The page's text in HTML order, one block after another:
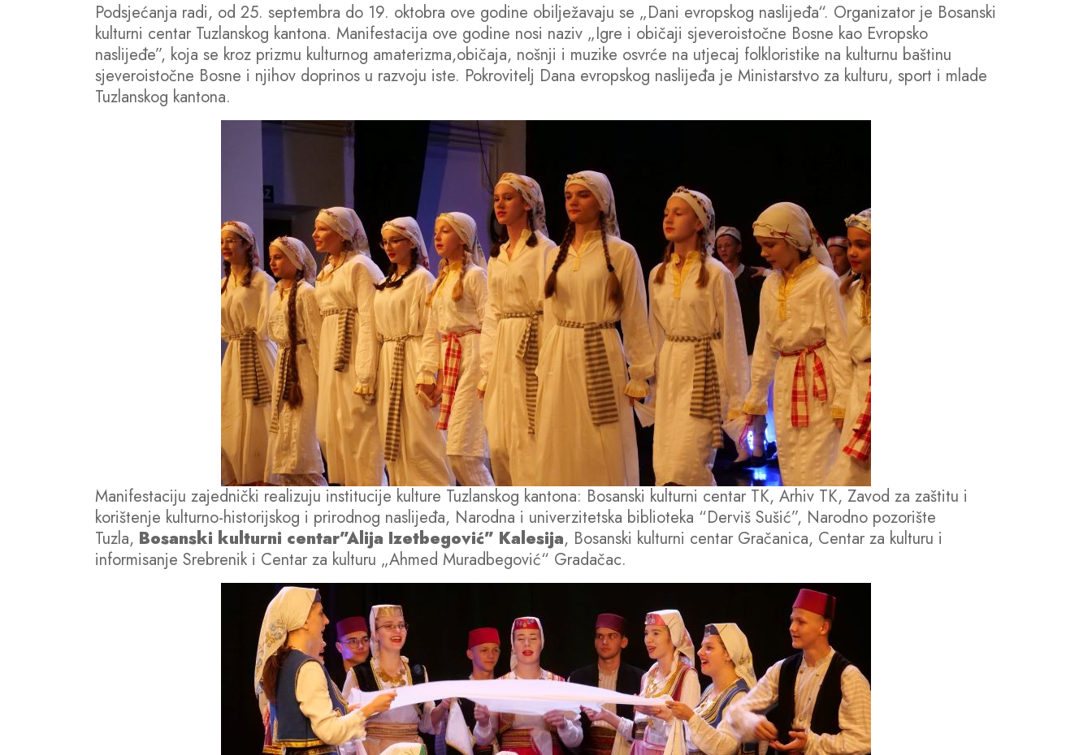
Podsjećanja radi, od 25. septembra do 19. oktobra ove godine obilježavaju se „Dani evropskog naslijeđa“. Organizator je Bosanski
kulturni centar Tuzlanskog kantona. Manifestacija ove godine nosi naziv „Igre i običaji sjeveroistočne Bosne kao Evropsko
naslijeđe”, koja se kroz prizmu kulturnog amaterizma,običaja, nošnji i muzike osvrće na utjecaj folkloristike na kulturnu baštinu
sjeveroistočne Bosne i njihov doprinos u razvoju iste. Pokrovitelj Dana evropskog naslijeđa je Ministarstvo za kulturu, sport i mlade
Tuzlanskog kantona.
Manifestaciju zajednički realizuju institucije kulture Tuzlanskog kantona: Bosanski kulturni centar TK, Arhiv TK, Zavod za zaštitu i
korištenje kulturno-historijskog i prirodnog naslijeđa, Narodna i univerzitetska biblioteka “Derviš Sušić”, Narodno pozorište
Tuzla, Bosanski kulturni centar”Alija Izetbegović” Kalesija, Bosanski kulturni centar Gračanica, Centar za kulturu i
informisanje Srebrenik i Centar za kulturu „Ahmed Muradbegović“ Gradačac.